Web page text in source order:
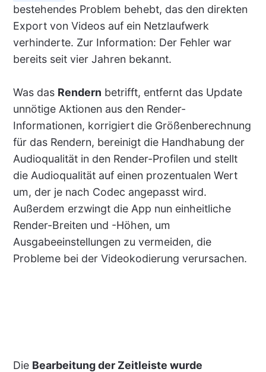
bestehendes Problem behebt, das den direkten
Export von Videos auf ein Netzlaufwerk
verhinderte. Zur Information: Der Fehler war
bereits seit vier Jahren bekannt.
Was das Rendern betrifft, entfernt das Update
unnötige Aktionen aus den Render-
Informationen, korrigiert die Größenberechnung
für das Rendern, bereinigt die Handhabung der
Audioqualität in den Render-Profilen und stellt
die Audioqualität auf einen prozentualen Wert
um, der je nach Codec angepasst wird.
Außerdem erzwingt die App nun einheitliche
Render-Breiten und -Höhen, um
Ausgabeeinstellungen zu vermeiden, die
Probleme bei der Videokodierung verursachen.
Die Bearbeitung der Zeitleiste wurde